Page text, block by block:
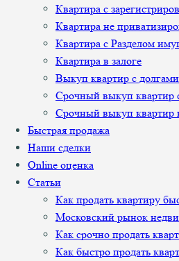
Квартира с
Квартира не
Квартира с Разделом
Квартира в залоге
Выкуп квартир с долгами
Срочный выкуп квартир
Срочный выкуп квартир
Быстрая продажа
Наши сделки
Online оценка
Статьи
Как продать квартиру
Московский рынок
Как срочно продать
Как быстро продать